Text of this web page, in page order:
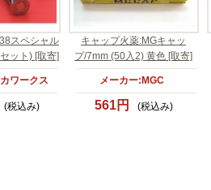
スペシャル
ット) [取寄]
ワークス
(税込み)
キャップ火薬:MGキャッ
プ/7mm (50入2) 黄色 [取寄]
メーカー:MGC
561円 (税込み)